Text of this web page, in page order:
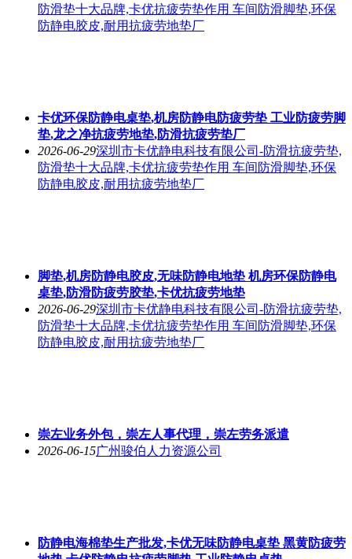
防滑垫十大品牌,卡优抗疲劳垫作用 车间防滑脚垫,环保
防静电胶皮,耐用抗疲劳地垫厂
卡优环保防静电桌垫,机房防静电防疲劳垫 工业防疲劳脚
垫,龙之净抗疲劳地垫,防滑抗疲劳垫厂
2026-06-29深圳市卡优静电科技有限公司-防滑抗疲劳垫,
防滑垫十大品牌,卡优抗疲劳垫作用 车间防滑脚垫,环保
防静电胶皮,耐用抗疲劳地垫厂
脚垫,机房防静电胶皮,无味防静电地垫 机房环保防静电
桌垫,防滑防疲劳胶垫,卡优抗疲劳地垫
2026-06-29深圳市卡优静电科技有限公司-防滑抗疲劳垫,
防滑垫十大品牌,卡优抗疲劳垫作用 车间防滑脚垫,环保
防静电胶皮,耐用抗疲劳地垫厂
崇左业务外包，崇左人事代理，崇左劳务派遣
2026-06-15广州骏伯人力资源公司
防静电海棉垫生产批发,卡优无味防静电桌垫 黑黄防疲劳